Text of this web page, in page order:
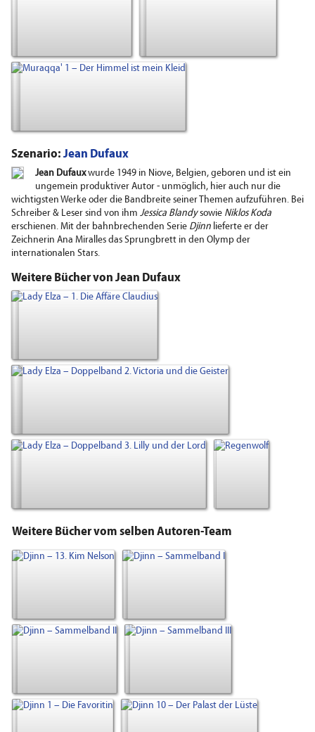
Szenario: Jean Dufaux
Jean Dufauxwurde 1949 in Niove, Belgien, geboren und ist ein
ungemein produktiver Autor - unmöglich, hier auch nur die
wichtigsten Werke oder die Bandbreite seiner Themen aufzuführen. Bei
Schreiber & Leser sind von ihm Jessica Blandysowie Niklos Koda
erschienen. Mit der bahnbrechenden Serie Djinn lieferte er der
Zeichnerin Ana Miralles das Sprungbrett in den Olymp der
internationalen Stars.
Weitere Bücher von Jean Dufaux
Weitere Bücher vom selben Autoren-Team